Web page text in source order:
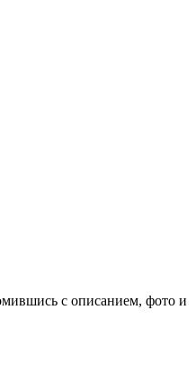
с описанием, фото и